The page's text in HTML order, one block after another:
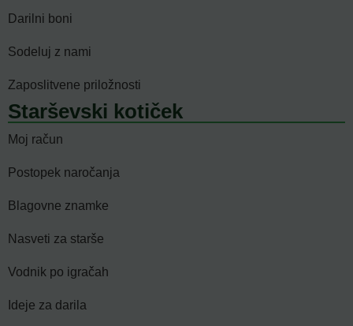
Darilni boni
Sodeluj z nami
Zaposlitvene priložnosti
Starševski kotiček
Moj račun
Postopek naročanja
Blagovne znamke
Nasveti za starše
Vodnik po igračah
Ideje za darila